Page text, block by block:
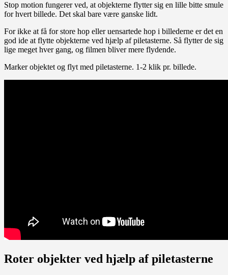
Stop motion fungerer ved, at objekterne flytter sig en lille bitte smule
for hvert billede. Det skal bare være ganske lidt.
For ikke at få for store hop eller uensartede hop i billederne er det en
god ide at flytte objekterne ved hjælp af piletasterne. Så flytter de sig
lige meget hver gang, og filmen bliver mere flydende.
Marker objektet og flyt med piletasterne. 1-2 klik pr. billede.
Roter objekter ved hjælp af piletasterne